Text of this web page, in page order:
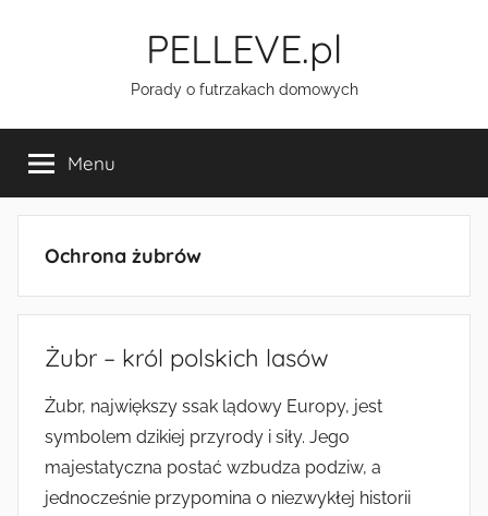
PELLEVE.pl
Porady o futrzakach domowych
Menu
Ochrona żubrów
Żubr – król polskich lasów
Żubr, największy ssak lądowy Europy, jest
symbolem dzikiej przyrody i siły. Jego
majestatyczna postać wzbudza podziw, a
jednocześnie przypomina o niezwykłej historii